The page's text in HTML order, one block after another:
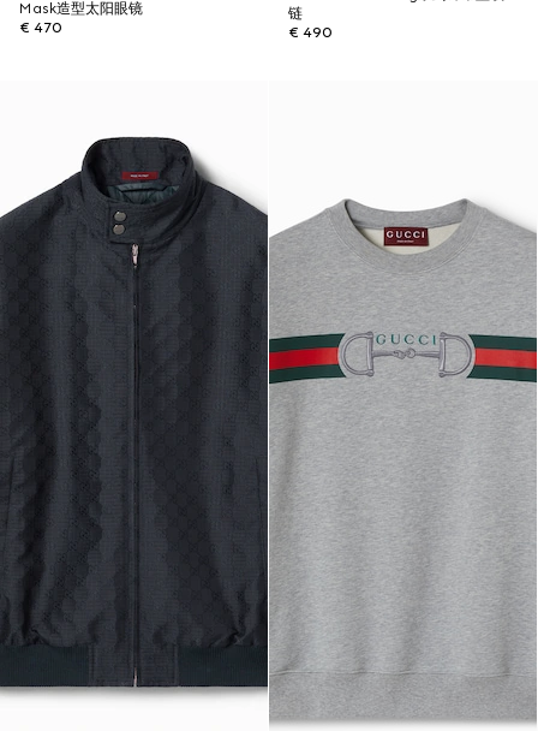
Mask造型太阳眼镜
€ 470
链
€ 490